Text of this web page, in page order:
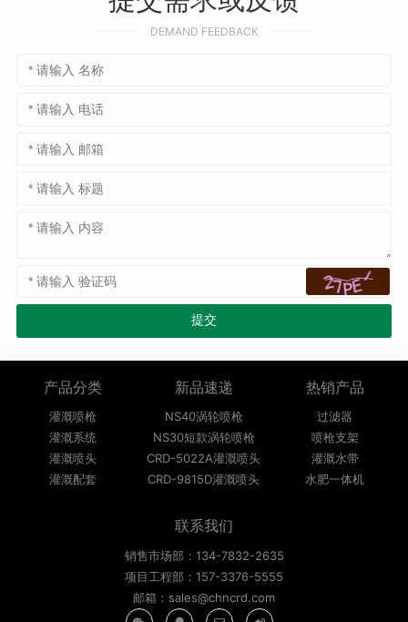
DEMAND FEEDBACK
产品分类
灌溉喷枪
灌溉系统
灌溉喷头
灌溉配套
新品速递
NS40涡轮喷枪
NS30短款涡轮喷枪
CRD-5022A灌溉喷头
CRD-9815D灌溉喷头
热销产品
过滤器
喷枪支架
灌溉水带
水肥一体机
联系我们
销售市场部：134-7832-2635
项目工程部：157-3376-5555
邮箱：sales@chncrd.com